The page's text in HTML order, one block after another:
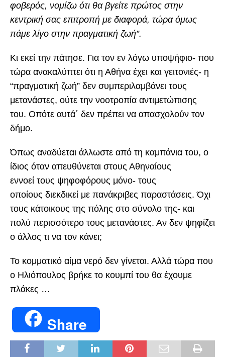
φοβερός, νομίζω ότι θα βγείτε πρώτος στην
κεντρική σας επιτροπή με διαφορά, τώρα όμως
πάμε λίγο στην πραγματική ζωή”.
Κι εκεί την πάτησε. Για τον εν λόγω υποψήφιο- που
τώρα ανακαλύπτει ότι η Αθήνα έχει και γειτονιές- η
“πραγματική ζωή” δεν συμπεριλαμβάνει τους
μετανάστες, ούτε την νοοτροπία αντιμετώπισης
του. Οπότε αυτά΄ δεν πρέπει να απασχολούν τον
δήμο.
Όπως αναδύεται άλλωστε από τη καμπάνια του, ο
ίδιος όταν απευθύνεται στους Αθηναίους
εννοεί τους ψηφοφόρους μόνο- τους
οποίους διεκδικεί με πανάκριβες παραστάσεις. Όχι
τους κάτοικους της πόλης στο σύνολο της- και
πολύ περισσότερο τους μετανάστες. Αν δεν ψηφίζει
ο άλλος τι να τον κάνει;
Το κομματικό αίμα νερό δεν γίνεται. Αλλά τώρα που
ο Ηλιόπουλος βρήκε το κουμπί του θα έχουμε
πλάκες …
Share